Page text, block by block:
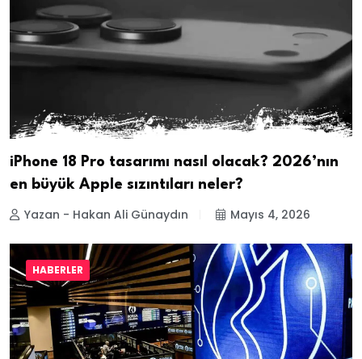
iPhone 18 Pro tasarımı nasıl olacak? 2026’nın
en büyük Apple sızıntıları neler?
Yazan - Hakan Ali Günaydın Mayıs 4, 2026
HABERLER